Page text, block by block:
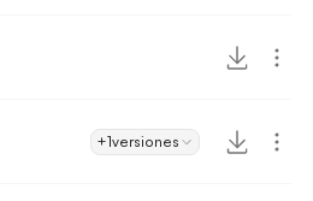
+1versiones